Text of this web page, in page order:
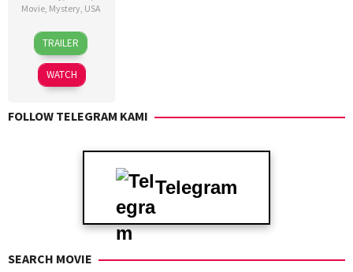
Movie Mystery USA
6
Feb
2025
Josh
Ruben
TRAILER
WATCH
FOLLOW TELEGRAM KAMI
Telegram
SEARCH MOVIE